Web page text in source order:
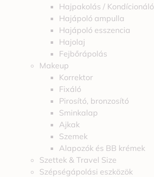
Hajpakolás / Kondícionáló
Hajápoló ampulla
Hajápoló esszencia
Hajolaj
Fejbőrápolás
Makeup
Korrektor
Fixáló
Pirosító, bronzosító
Sminkalap
Ajkak
Szemek
Alapozók és BB krémek
Szettek & Travel Size
Szépségápolási eszközök